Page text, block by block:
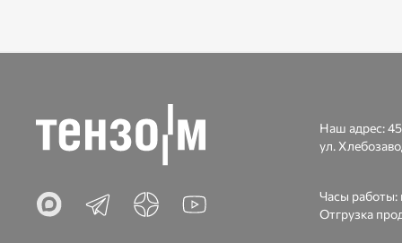
Наш адрес:
ул.
Часы работы:
Отгрузка